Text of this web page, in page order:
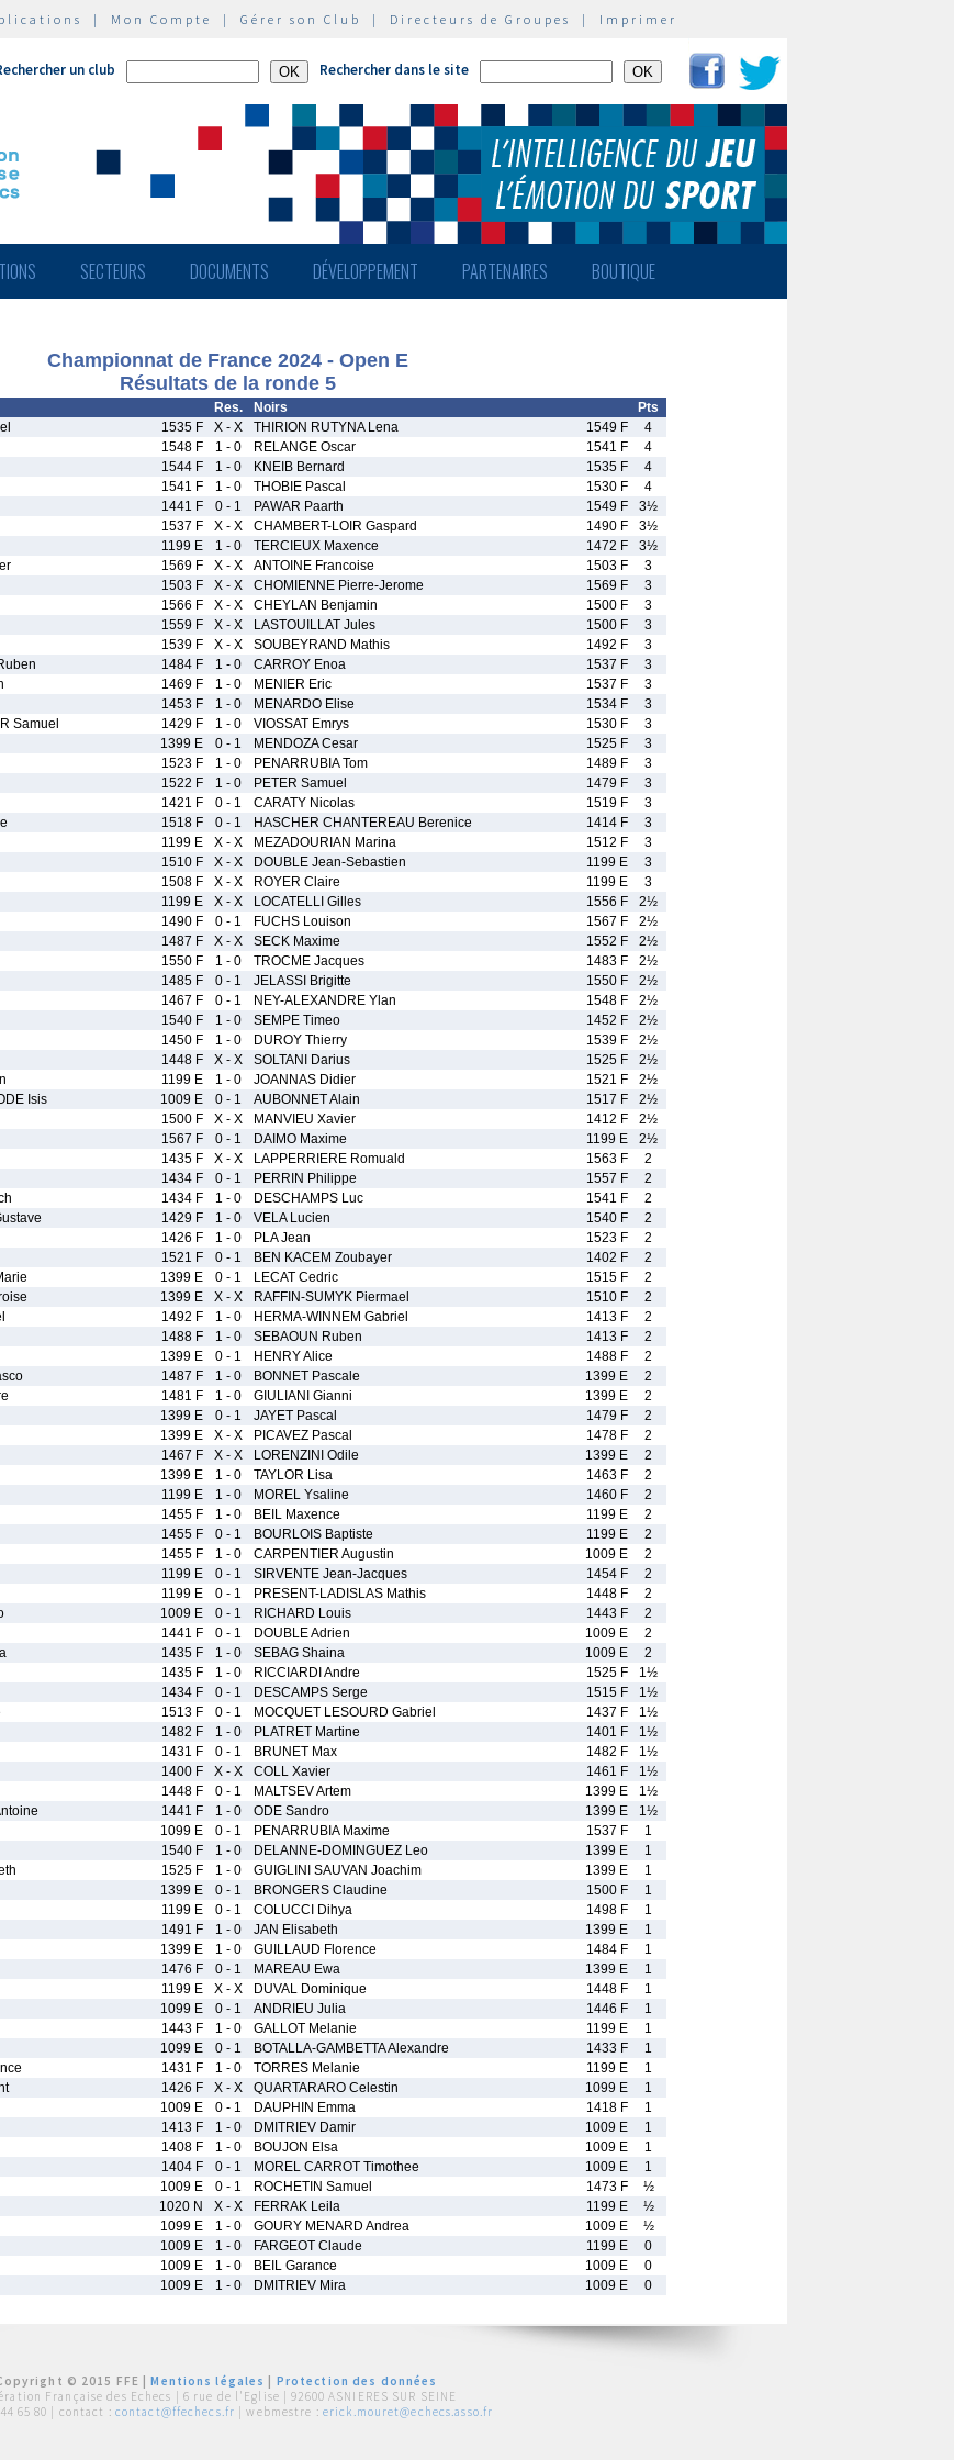
| Mon Compte | Gérer son Club | Directeurs de Groupes | Imprimer
un club Rechercher dans le site
SECTEURS DOCUMENTS DÉVELOPPEMENT PARTENAIRES BOUTIQUE
Championnat de France 2024 - Open E
Résultats de la ronde 5
Res. Noirs
Pts
1535 F X - X THIRION RUTYNA Lena 1549 F
4
1548 F 1 - 0 RELANGE Oscar 1541 F
4
1544 F 1 - 0 KNEIB Bernard 1535 F
4
1541 F 1 - 0 THOBIE Pascal 1530 F
4
1441 F 0 - 1 PAWAR Paarth 1549 F
3½
1537 F X - X CHAMBERT-LOIR Gaspard 1490 F
3½
1199 E 1 - 0 TERCIEUX Maxence 1472 F
3½
1569 F X - X ANTOINE Francoise 1503 F
3
1503 F X - X CHOMIENNE Pierre-Jerome 1569 F
3
1566 F X - X CHEYLAN Benjamin 1500 F
3
1559 F X - X LASTOUILLAT Jules 1500 F
3
1539 F X - X SOUBEYRAND Mathis 1492 F
3
1484 F 1 - 0 CARROY Enoa 1537 F
3
1469 F 1 - 0 MENIER Eric 1537 F
3
1453 F 1 - 0 MENARDO Elise 1534 F
3
Samuel 1429 F 1 - 0 VIOSSAT Emrys 1530 F
3
1399 E 0 - 1 MENDOZA Cesar 1525 F
3
1523 F 1 - 0 PENARRUBIA Tom 1489 F
3
1522 F 1 - 0 PETER Samuel 1479 F
3
1421 F 0 - 1 CARATY Nicolas 1519 F
3
1518 F 0 - 1 HASCHER CHANTEREAU Berenice 1414 F
3
1199 E X - X MEZADOURIAN Marina 1512 F
3
1510 F X - X DOUBLE Jean-Sebastien 1199 E
3
1508 F X - X ROYER Claire 1199 E
3
1199 E X - X LOCATELLI Gilles 1556 F
2½
1490 F 0 - 1 FUCHS Louison 1567 F
2½
1487 F X - X SECK Maxime 1552 F
2½
1550 F 1 - 0 TROCME Jacques 1483 F
2½
1485 F 0 - 1 JELASSI Brigitte 1550 F
2½
1467 F 0 - 1 NEY-ALEXANDRE Ylan 1548 F
2½
1540 F 1 - 0 SEMPE Timeo 1452 F
2½
1450 F 1 - 0 DUROY Thierry 1539 F
2½
1448 F X - X SOLTANI Darius 1525 F
2½
1199 E 1 - 0 JOANNAS Didier 1521 F
2½
Isis 1009 E 0 - 1 AUBONNET Alain 1517 F
2½
1500 F X - X MANVIEU Xavier 1412 F
2½
1567 F 0 - 1 DAIMO Maxime 1199 E
2½
1435 F X - X LAPPERRIERE Romuald 1563 F
2
1434 F 0 - 1 PERRIN Philippe 1557 F
2
1434 F 1 - 0 DESCHAMPS Luc 1541 F
2
1429 F 1 - 0 VELA Lucien 1540 F
2
1426 F 1 - 0 PLA Jean 1523 F
2
1521 F 0 - 1 BEN KACEM Zoubayer 1402 F
2
1399 E 0 - 1 LECAT Cedric 1515 F
2
1399 E X - X RAFFIN-SUMYK Piermael 1510 F
2
1492 F 1 - 0 HERMA-WINNEM Gabriel 1413 F
2
1488 F 1 - 0 SEBAOUN Ruben 1413 F
2
1399 E 0 - 1 HENRY Alice 1488 F
2
1487 F 1 - 0 BONNET Pascale 1399 E
2
1481 F 1 - 0 GIULIANI Gianni 1399 E
2
1399 E 0 - 1 JAYET Pascal 1479 F
2
1399 E X - X PICAVEZ Pascal 1478 F
2
1467 F X - X LORENZINI Odile 1399 E
2
1399 E 1 - 0 TAYLOR Lisa 1463 F
2
1199 E 1 - 0 MOREL Ysaline 1460 F
2
1455 F 1 - 0 BEIL Maxence 1199 E
2
1455 F 0 - 1 BOURLOIS Baptiste 1199 E
2
1455 F 1 - 0 CARPENTIER Augustin 1009 E
2
1199 E 0 - 1 SIRVENTE Jean-Jacques 1454 F
2
1199 E 0 - 1 PRESENT-LADISLAS Mathis 1448 F
2
1009 E 0 - 1 RICHARD Louis 1443 F
2
1441 F 0 - 1 DOUBLE Adrien 1009 E
2
1435 F 1 - 0 SEBAG Shaina 1009 E
2
1435 F 1 - 0 RICCIARDI Andre 1525 F
1½
1434 F 0 - 1 DESCAMPS Serge 1515 F
1½
1513 F 0 - 1 MOCQUET LESOURD Gabriel 1437 F
1½
1482 F 1 - 0 PLATRET Martine 1401 F
1½
1431 F 0 - 1 BRUNET Max 1482 F
1½
1400 F X - X COLL Xavier 1461 F
1½
1448 F 0 - 1 MALTSEV Artem 1399 E
1½
1441 F 1 - 0 ODE Sandro 1399 E
1½
1099 E 0 - 1 PENARRUBIA Maxime 1537 F
1
1540 F 1 - 0 DELANNE-DOMINGUEZ Leo 1399 E
1
1525 F 1 - 0 GUIGLINI SAUVAN Joachim 1399 E
1
1399 E 0 - 1 BRONGERS Claudine 1500 F
1
1199 E 0 - 1 COLUCCI Dihya 1498 F
1
1491 F 1 - 0 JAN Elisabeth 1399 E
1
1399 E 1 - 0 GUILLAUD Florence 1484 F
1
1476 F 0 - 1 MAREAU Ewa 1399 E
1
1199 E X - X DUVAL Dominique 1448 F
1
1099 E 0 - 1 ANDRIEU Julia 1446 F
1
1443 F 1 - 0 GALLOT Melanie 1199 E
1
1099 E 0 - 1 BOTALLA-GAMBETTA Alexandre 1433 F
1
1431 F 1 - 0 TORRES Melanie 1199 E
1
1426 F X - X QUARTARARO Celestin 1099 E
1
1009 E 0 - 1 DAUPHIN Emma 1418 F
1
1413 F 1 - 0 DMITRIEV Damir 1009 E
1
1408 F 1 - 0 BOUJON Elsa 1009 E
1
1404 F 0 - 1 MOREL CARROT Timothee 1009 E
1
1009 E 0 - 1 ROCHETIN Samuel 1473 F
½
1020 N X - X FERRAK Leila 1199 E
½
1099 E 1 - 0 GOURY MENARD Andrea 1009 E
½
1009 E 1 - 0 FARGEOT Claude 1199 E
0
1009 E 1 - 0 BEIL Garance 1009 E
0
1009 E 1 - 0 DMITRIEV Mira 1009 E 0
© 2015 FFE |Mentions légales
Protection des données
Française des Echecs | 6 rue de l'Eglise | 92600 ASNIERES SUR SEINE
65 80 | contact : contact@ffechecs.fr | webmestre : erick.mouret@echecs.asso.fr